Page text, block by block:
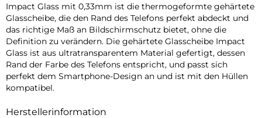
Impact Glass mit 0,33mm ist die thermogeformte gehärtete
Glasscheibe, die den Rand des Telefons perfekt abdeckt und
das richtige Maß an Bildschirmschutz bietet, ohne die
Definition zu verändern. Die gehärtete Glasscheibe Impact
Glass ist aus ultratransparentem Material gefertigt, dessen
Rand der Farbe des Telefons entspricht, und passt sich
perfekt dem Smartphone-Design an und ist mit den Hüllen
kompatibel.
Herstellerinformation